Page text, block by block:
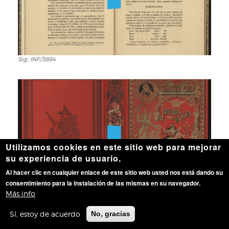
Sig.:
Sig.: INF/3884
Sig.:
XXI/338
Sig.: XVII-XXI/338
Utilizamos cookies en este sitio web para mejorar
su experiencia de usuario.
Al hacer clic en cualquier enlace de este sitio web usted nos está dando su
consentimiento para la instalación de las mismas en su navegador.
Más info
Sí, estoy de acuerdo No, gracias